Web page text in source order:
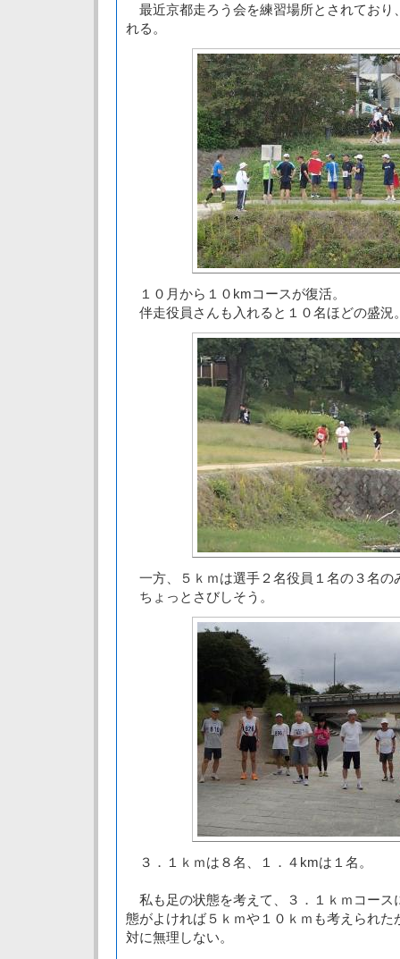
最近京都走ろう会を練習場所とされており
れる。
１０月から１０kmコースが復活。
伴走役員さんも入れると１０名ほどの盛況
一方、５ｋｍは選手２名役員１名の３名の
ちょっとさびしそう。
３．１ｋｍは８名、１．４kmは１名。
私も足の状態を考えて、３．１ｋｍコース
態がよければ５ｋｍや１０ｋｍも考えられた
対に無理しない。